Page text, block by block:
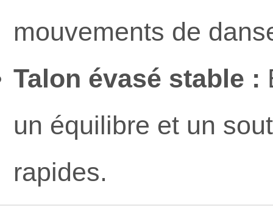
mouvements de
Talon évasé stable :
un équilibre et un
rapides.